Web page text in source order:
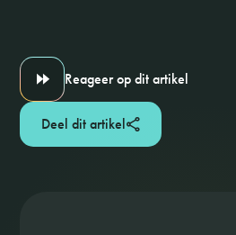
Reageer op dit artikel
Deel dit artikel